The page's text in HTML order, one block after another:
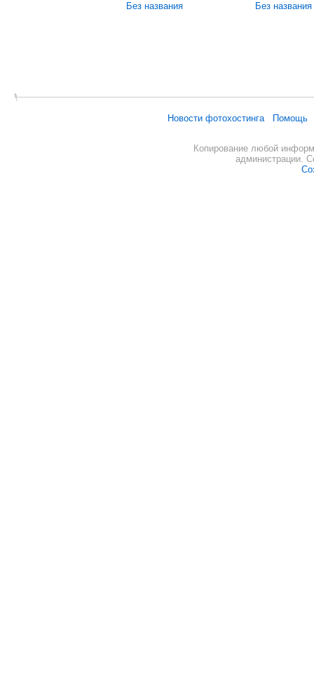
Без названия
Без названия
Новости фотохостинга Помощь
Копирование любой
администрации.